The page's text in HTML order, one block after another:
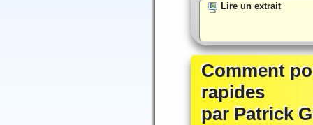
Lire un extrait
Comment
rapides
par Patrick